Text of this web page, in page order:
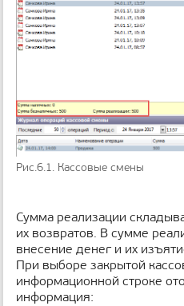
Рис.6.1. Кассовые смены
Сумма реализации
их возвратов. В сумме
внесение денег и их
При выборе закрытой
информационной строке
информация: